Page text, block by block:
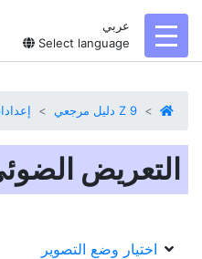
عربي
Select language
Z 9 دليل مرجعي
التعريض
اختيار وضع التصوير